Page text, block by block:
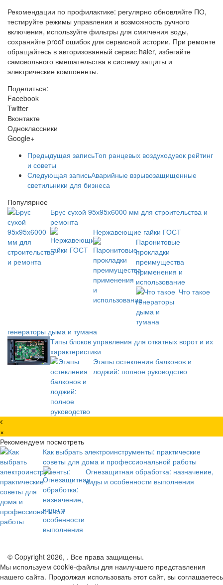
Рекомендации по профилактике: регулярно обновляйте ПО,
тестируйте режимы управления и возможность ручного
включения, используйте фильтры для смягчения воды,
сохраняйте proof ошибок для сервисной истории. При ремонте
обращайтесь в авторизованный сервис haier, избегайте
самовольного вмешательства в систему защиты и
электрические компоненты.
Поделиться:
Facebook
Twitter
Вконтакте
Одноклассники
Google+
Предыдущая записьТоп ранцевых воздуходувок рейтинг
и советы
Следующая записьАварийные взрывозащищенные
светильники для бизнеса
Популярное
Брус сухой 95х95х6000 мм для строительства и
ремонта
Нержавеющие гайки ГОСТ
Паронитовые
прокладки
преимущества
применения и
использование
Что такое
генераторы дыма и тумана
Типы блоков управления для откатных ворот и их
характеристики
Этапы остекления балконов и
лоджий: полное руководство
×
Рекомендуем посмотреть
Как выбрать электроинструменты: практические
советы для дома и профессиональной работы
Огнезащитная обработка: назначение,
виды и особенности выполнения
© Copyright 2026, . Все права защищены.
Мы используем cookie-файлы для наилучшего представления
нашего сайта. Продолжая использовать этот сайт, вы соглашаетесь